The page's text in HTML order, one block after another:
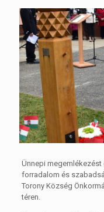
Ünnepi
forradalom és
Torony Község
téren.